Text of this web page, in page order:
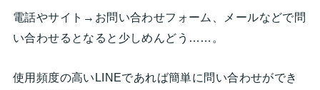
電話やサイト→お問い合わせフォーム、メールなどで問
い合わせるとなると少しめんどう……。
使用頻度の高いLINEであれば簡単に問い合わせができ